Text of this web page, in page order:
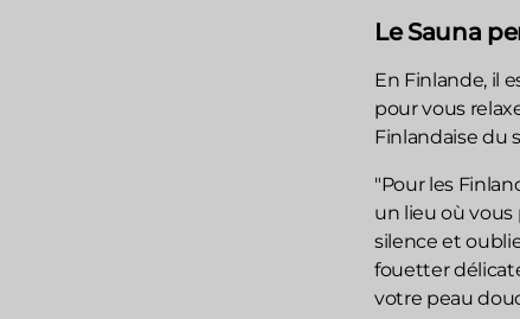
Le Sauna
En Finlande, il
pour vous
Finlandaise du
"Pour les
un lieu où
silence et
fouetter
votre peau